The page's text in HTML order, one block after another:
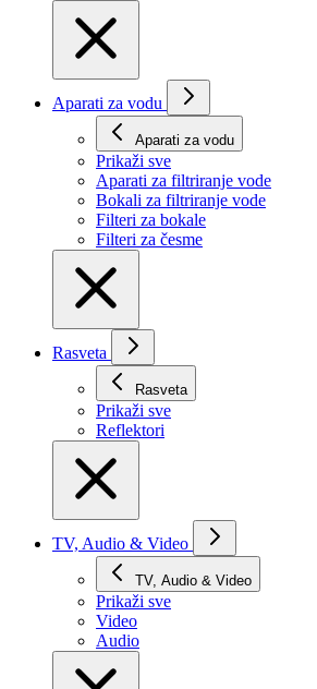
Aparati za vodu
Aparati za vodu
Prikaži svе
Aparati za filtriranje vode
Bokali za filtriranje vode
Filteri za bokale
Filteri za česme
Rasveta
Rasveta
Prikaži svе
Reflektori
TV, Audio & Video
TV, Audio & Video
Prikaži svе
Video
Audio